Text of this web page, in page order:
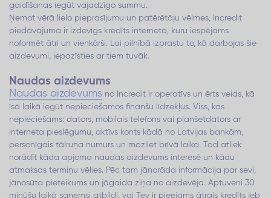
gaidīšanas iegūt vajadzīgo summu.
Ņemot vērā lielo pieprasījumu un patērētāju vēlmes, Incredit
piedāvājumā ir izdevīgs kredīts internetā, kuru iespējams
noformēt ātri un vienkārši. Lai pilnībā izprastu to, kā darbojas šie
aizdevumi, iepazīsties ar tiem tuvāk.
Naudas aizdevums
Naudas aizdevums no Incredit ir operatīvs un ērts veids, kā
īsā laikā iegūt nepieciešamos finanšu līdzekļus. Viss, kas
nepieciešams: dators, mobilais telefons vai planšetdators ar
interneta pieslēgumu, aktīvs konts kādā no Latvijas bankām,
personīgais tālruņa numurs un mazliet brīvā laika. Tad atliek
norādīt kāda apjoma naudas aizdevums interesē un kādu
atmaksas termiņu vēlies. Pēc tam jānorāda informācija par sevi,
jānosūta pieteikums un jāgaida ziņa no aizdevēja. Aptuveni 30
minūšu laikā saņemsi atbildi, vai Tev ir pieejams ātrais kredīts jeb